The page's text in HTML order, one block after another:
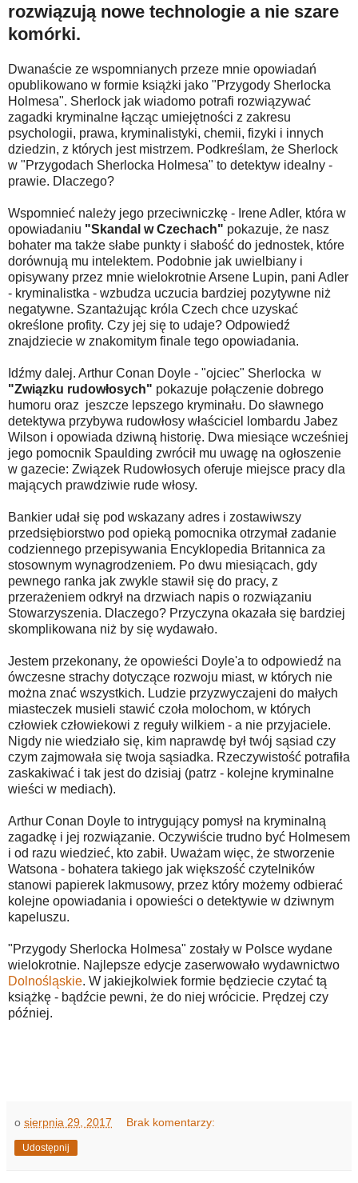
rozwiązują nowe technologie a nie szare
komórki.
Dwanaście ze wspomnianych przeze mnie opowiadań
opublikowano w formie książki jako "Przygody Sherlocka
Holmesa". Sherlock jak wiadomo potrafi rozwiązywać
zagadki kryminalne łącząc umiejętności z zakresu
psychologii, prawa, kryminalistyki, chemii, fizyki i innych
dziedzin, z których jest mistrzem. Podkreślam, że Sherlock
w "Przygodach Sherlocka Holmesa" to detektyw idealny -
prawie. Dlaczego?
Wspomnieć należy jego przeciwniczkę - Irene Adler, która w
opowiadaniu "Skandal w Czechach" pokazuje, że nasz
bohater ma także słabe punkty i słabość do jednostek, które
dorównują mu intelektem. Podobnie jak uwielbiany i
opisywany przez mnie wielokrotnie Arsene Lupin, pani Adler
- kryminalistka - wzbudza uczucia bardziej pozytywne niż
negatywne. Szantażując króla Czech chce uzyskać
określone profity. Czy jej się to udaje? Odpowiedź
znajdziecie w znakomitym finale tego opowiadania.
Idźmy dalej. Arthur Conan Doyle - "ojciec" Sherlocka w
"Związku rudowłosych" pokazuje połączenie dobrego
humoru oraz jeszcze lepszego kryminału. Do sławnego
detektywa przybywa rudowłosy właściciel lombardu Jabez
Wilson i opowiada dziwną historię. Dwa miesiące wcześniej
jego pomocnik Spaulding zwrócił mu uwagę na ogłoszenie
w gazecie: Związek Rudowłosych oferuje miejsce pracy dla
mających prawdziwie rude włosy.
Bankier udał się pod wskazany adres i zostawiwszy
przedsiębiorstwo pod opieką pomocnika otrzymał zadanie
codziennego przepisywania Encyklopedia Britannica za
stosownym wynagrodzeniem. Po dwu miesiącach, gdy
pewnego ranka jak zwykle stawił się do pracy, z
przerażeniem odkrył na drzwiach napis o rozwiązaniu
Stowarzyszenia. Dlaczego? Przyczyna okazała się bardziej
skomplikowana niż by się wydawało.
Jestem przekonany, że opowieści Doyle'a to odpowiedź na
ówczesne strachy dotyczące rozwoju miast, w których nie
można znać wszystkich. Ludzie przyzwyczajeni do małych
miasteczek musieli stawić czoła molochom, w których
człowiek człowiekowi z reguły wilkiem - a nie przyjaciele.
Nigdy nie wiedziało się, kim naprawdę był twój sąsiad czy
czym zajmowała się twoja sąsiadka. Rzeczywistość potrafiła
zaskakiwać i tak jest do dzisiaj (patrz - kolejne kryminalne
wieści w mediach).
Arthur Conan Doyle to intrygujący pomysł na kryminalną
zagadkę i jej rozwiązanie. Oczywiście trudno być Holmesem
i od razu wiedzieć, kto zabił. Uważam więc, że stworzenie
Watsona - bohatera takiego jak większość czytelników
stanowi papierek lakmusowy, przez który możemy odbierać
kolejne opowiadania i opowieści o detektywie w dziwnym
kapeluszu.
"Przygody Sherlocka Holmesa" zostały w Polsce wydane
wielokrotnie. Najlepsze edycje zaserwowało wydawnictwo
Dolnośląskie. W jakiejkolwiek formie będziecie czytać tą
książkę - bądźcie pewni, że do niej wrócicie. Prędzej czy
później.
o sierpnia 29, 2017 Brak komentarzy:
Udostępnij